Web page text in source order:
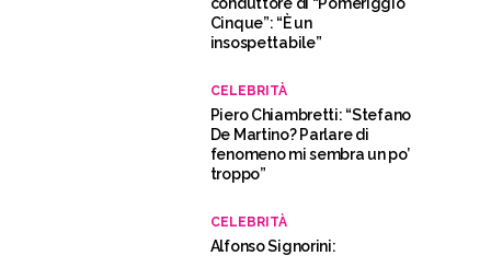
Cinque”: “È un
insospettabile”
CELEBRITÀ
Piero Chiambretti: “Stefano
De Martino? Parlare di
fenomeno mi sembra un po’
troppo”
CELEBRITÀ
Alfonso Signorini: